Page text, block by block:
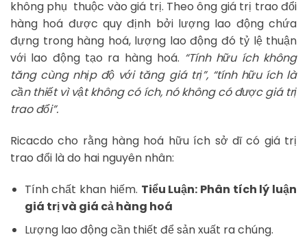
không phụ thuộc vào giá trị. Theo ông giá trị trao đổi
hàng hoá được quy định bởi lượng lao động chứa
đựng trong hàng hoá, lượng lao động đó tỷ lệ thuận
với lao động tạo ra hàng hoá. “Tính hữu ích không
tăng cùng nhịp độ với tăng giá trị”, “tính hữu ích là
cần thiết vì vật không có ích, nó không có được giá trị
trao đổi”.
Ricacdo cho rằng hàng hoá hữu ích sở dĩ có giá trị
trao đổi là do hai nguyên nhân:
Tính chất khan hiếm. Tiểu Luận: Phân tích lý luận
giá trị và giá cả hàng hoá
Lượng lao động cần thiết để sản xuất ra chúng.